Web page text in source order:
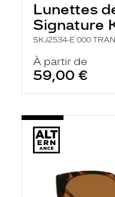
Lunettes
Signature
SKJ2534-E 000
À partir de
59,00 €